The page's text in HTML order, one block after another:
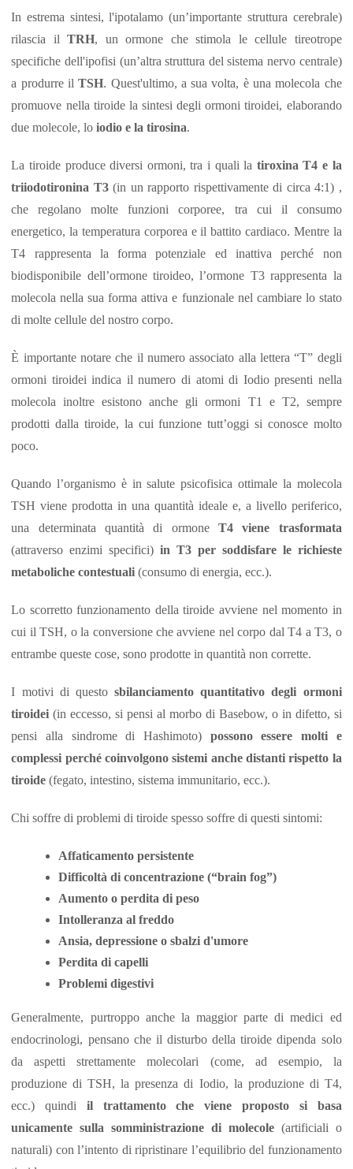
In estrema sintesi, l'ipotalamo (un’importante struttura cerebrale)
rilascia ilTRH, un ormone che stimola le cellule tireotrope
specifiche dell'ipofisi (un’altra struttura del sistema nervo centrale)
a produrre ilTSH. Quest'ultimo, a sua volta, è una molecola che
promuove nella tiroide la sintesi degli ormoni tiroidei, elaborando
due molecole, loiodio e la tirosina.
La tiroide produce diversi ormoni, tra i quali la tiroxina T4 e la
triiodotironina T3(in un rapporto rispettivamente di circa 4:1) ,
che regolano molte funzioni corporee, tra cui il consumo
energetico, la temperatura corporea e il battito cardiaco. Mentre la
T4 rappresenta la forma potenziale ed inattiva perché non
biodisponibile dell’ormone tiroideo, l’ormone T3 rappresenta la
molecola nella sua forma attiva e funzionale nel cambiare lo stato
di molte cellule del nostro corpo.
È importante notare che il numero associato alla lettera “T” degli
ormoni tiroidei indica il numero di atomi di Iodio presenti nella
molecola inoltre esistono anche gli ormoni T1 e T2, sempre
prodotti dalla tiroide, la cui funzione tutt’oggi si conosce molto
poco.
Quando l’organismo è in salute psicofisica ottimale la molecola
TSH viene prodotta in una quantità ideale e, a livello periferico,
una determinata quantità di ormone T4 viene trasformata
(attraverso enzimi specifici)in T3 per soddisfare le richieste
metaboliche contestuali(consumo di energia, ecc.).
Lo scorretto funzionamento della tiroide avviene nel momento in
cui il TSH, o la conversione che avviene nel corpo dal T4 a T3, o
entrambe queste cose, sono prodotte in quantità non corrette.
I motivi di questosbilanciamento quantitativo degli ormoni
tiroidei(in eccesso, si pensi al morbo di Basebow, o in difetto, si
pensi alla sindrome di Hashimoto) possono essere molti e
complessi perché coinvolgono sistemi anche distanti rispetto la
tiroide (fegato, intestino, sistema immunitario, ecc.).
Chi soffre di problemi di tiroide spesso soffre di questi sintomi:
Affaticamento persistente
Difficoltà di concentrazione (“brain fog”)
Aumento o perdita di peso
Intolleranza al freddo
Ansia, depressione o sbalzi d'umore
Perdita di capelli
Problemi digestivi
Generalmente, purtroppo anche la maggior parte di medici ed
endocrinologi, pensano che il disturbo della tiroide dipenda solo
da aspetti strettamente molecolari (come, ad esempio, la
produzione di TSH, la presenza di Iodio, la produzione di T4,
ecc.) quindi il trattamento che viene proposto si basa
unicamente sulla somministrazione di molecole (artificiali o
naturali) con l’intento di ripristinare l’equilibrio del funzionamento